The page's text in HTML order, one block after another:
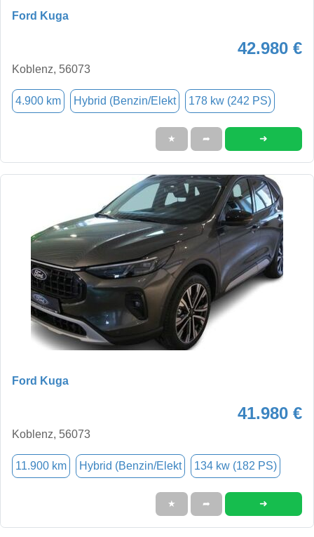
Ford Kuga
42.980 €
Koblenz, 56073
4.900 km Hybrid (Benzin/Elekt 178 kw (242 PS)
★ ➦ ➜
Ford Kuga
41.980 €
Koblenz, 56073
11.900 km Hybrid (Benzin/Elekt 134 kw (182 PS)
★ ➦ ➜